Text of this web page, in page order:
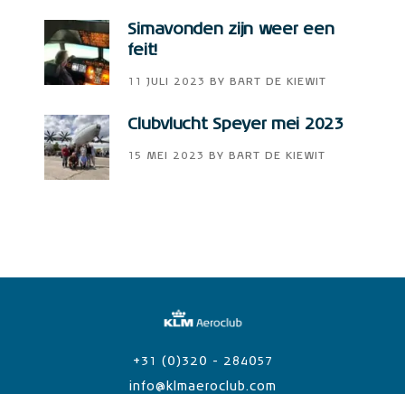
Simavonden zijn weer een
feit!
11 JULI 2023 BY BART DE KIEWIT
Clubvlucht Speyer mei 2023
15 MEI 2023 BY BART DE KIEWIT
info@klmaeroclub.com
+31 (0)320 - 284057